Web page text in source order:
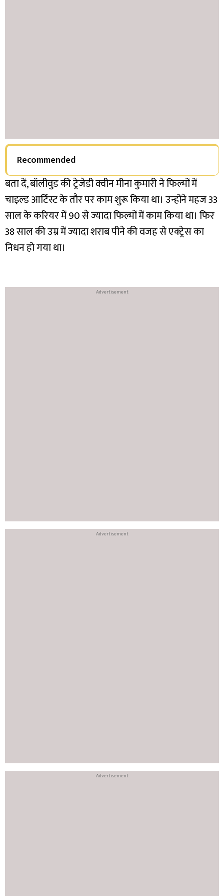
Recommended
बता दें, बॉलीवुड की ट्रेजेडी क्वीन मीना कुमारी ने फिल्मों में
चाइल्ड आर्टिस्ट के तौर पर काम शुरू किया था। उन्होंने महज 33
साल के करियर में 90 से ज्यादा फिल्मों में काम किया था। फिर
38 साल की उम्र में ज्यादा शराब पीने की वजह से एक्ट्रेस का
निधन हो गया था।